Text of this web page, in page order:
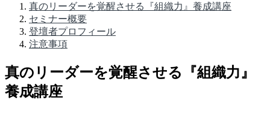
真のリーダーを覚醒させる『組織力』養成講座
セミナー概要
登壇者プロフィール
注意事項
真のリーダーを覚醒させる『組織力』
養成講座